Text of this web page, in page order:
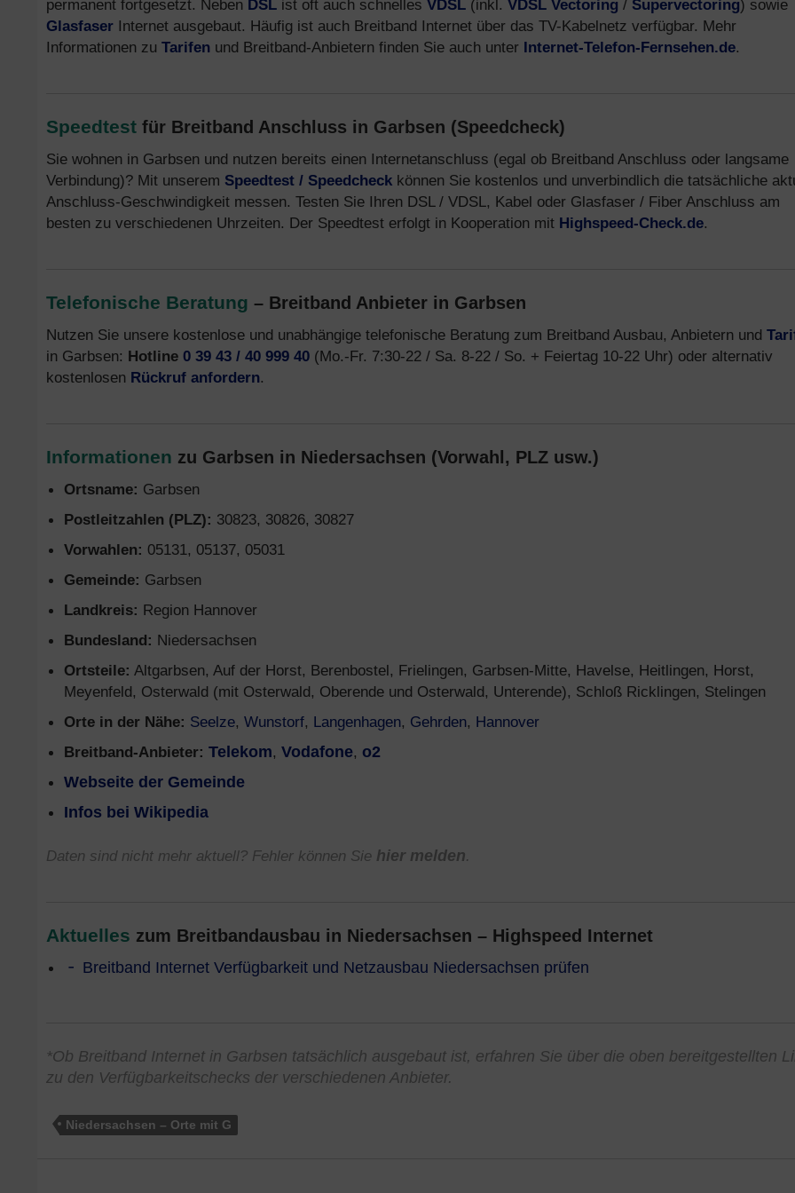
permanent fortgesetzt. Neben DSL ist oft auch schnelles VDSL (inkl. VDSL Vectoring / Supervectoring) sowie
Glasfaser Internet ausgebaut. Häufig ist auch Breitband Internet über das TV-Kabelnetz verfügbar. Mehr
Informationen zu Tarifen und Breitband-Anbietern finden Sie auch unter Internet-Telefon-Fernsehen.de.
Speedtest für Breitband Anschluss in Garbsen (Speedcheck)
Sie wohnen in Garbsen und nutzen bereits einen Internetanschluss (egal ob Breitband Anschluss oder langsame
Verbindung)? Mit unserem Speedtest / Speedcheck können Sie kostenlos und unverbindlich die tatsächliche
Anschluss-Geschwindigkeit messen. Testen Sie Ihren DSL / VDSL, Kabel oder Glasfaser / Fiber Anschluss am
besten zu verschiedenen Uhrzeiten. Der Speedtest erfolgt in Kooperation mit Highspeed-Check.de.
Telefonische Beratung – Breitband Anbieter in Garbsen
Nutzen Sie unsere kostenlose und unabhängige telefonische Beratung zum Breitband Ausbau, Anbietern und
in Garbsen: Hotline 0 39 43 / 40 999 40 (Mo.-Fr. 7:30-22 / Sa. 8-22 / So. + Feiertag 10-22 Uhr) oder alternativ
kostenlosen Rückruf anfordern.
Informationen zu Garbsen in Niedersachsen (Vorwahl, PLZ usw.)
Ortsname: Garbsen
Postleitzahlen (PLZ): 30823, 30826, 30827
Vorwahlen: 05131, 05137, 05031
Gemeinde: Garbsen
Landkreis: Region Hannover
Bundesland: Niedersachsen
Ortsteile: Altgarbsen, Auf der Horst, Berenbostel, Frielingen, Garbsen-Mitte, Havelse, Heitlingen, Horst,
Meyenfeld, Osterwald (mit Osterwald, Oberende und Osterwald, Unterende), Schloß Ricklingen, Stelingen
Orte in der Nähe: Seelze, Wunstorf, Langenhagen, Gehrden, Hannover
Breitband-Anbieter: Telekom, Vodafone, o2
Webseite der Gemeinde
Infos bei Wikipedia
Daten sind nicht mehr aktuell? Fehler können Sie hier melden.
Aktuelles zum Breitbandausbau in Niedersachsen – Highspeed Internet
Breitband Internet Verfügbarkeit und Netzausbau Niedersachsen prüfen
*Ob Breitband Internet in Garbsen tatsächlich ausgebaut ist, erfahren Sie über die oben bereitgestellten
zu den Verfügbarkeitschecks der verschiedenen Anbieter.
Niedersachsen – Orte mit G